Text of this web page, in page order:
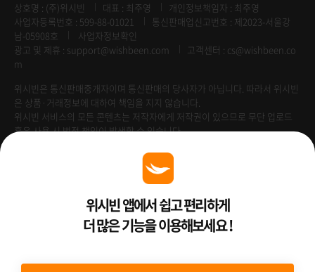
상호명 : (주)위시빈 대표 : 최주영
개인정보책임자 : 최주영
사업자등록번호 : 599-88-01021
통신판매업신고번호 : 제2023-서울강
남-05908호
사업자정보확인
광고 및 제휴 : support@wishbeen.com
고객센터 : cs@wishbeen.co
m
위시빈은 통신판매중개자이며 통신판매의 당사자가 아닙니다. 따라서 위시빈
은 상품·거래정보에 대하여 책임을 지지 않습니다.
위시빈 서비스의 모든 콘텐츠는 저작자에게 저작권이 있으므로 무단 업로드
혹은 사용 시 법적 책임이 발생할 수 있습니다.
Venture Enterprise위시빈 앱에서 쉽고 편리하게
더 많은 기능을 이용해보세요 !